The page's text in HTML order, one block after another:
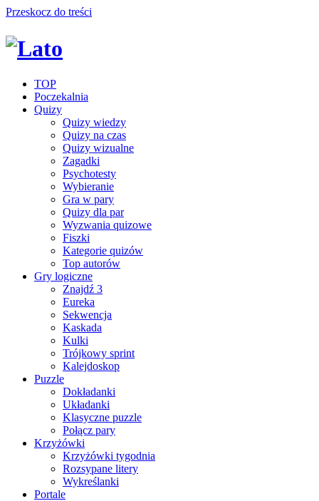
Przeskocz do treści
TOP
Poczekalnia
Quizy
Quizy wiedzy
Quizy na czas
Quizy wizualne
Zagadki
Psychotesty
Wybieranie
Gra w pary
Quizy dla par
Wyzwania quizowe
Fiszki
Kategorie quizów
Top autorów
Gry logiczne
Znajdź 3
Eureka
Sekwencja
Kaskada
Kulki
Trójkowy sprint
Kalejdoskop
Puzzle
Dokładanki
Układanki
Klasyczne puzzle
Połącz pary
Krzyżówki
Krzyżówki tygodnia
Rozsypane litery
Wykreślanki
Portale